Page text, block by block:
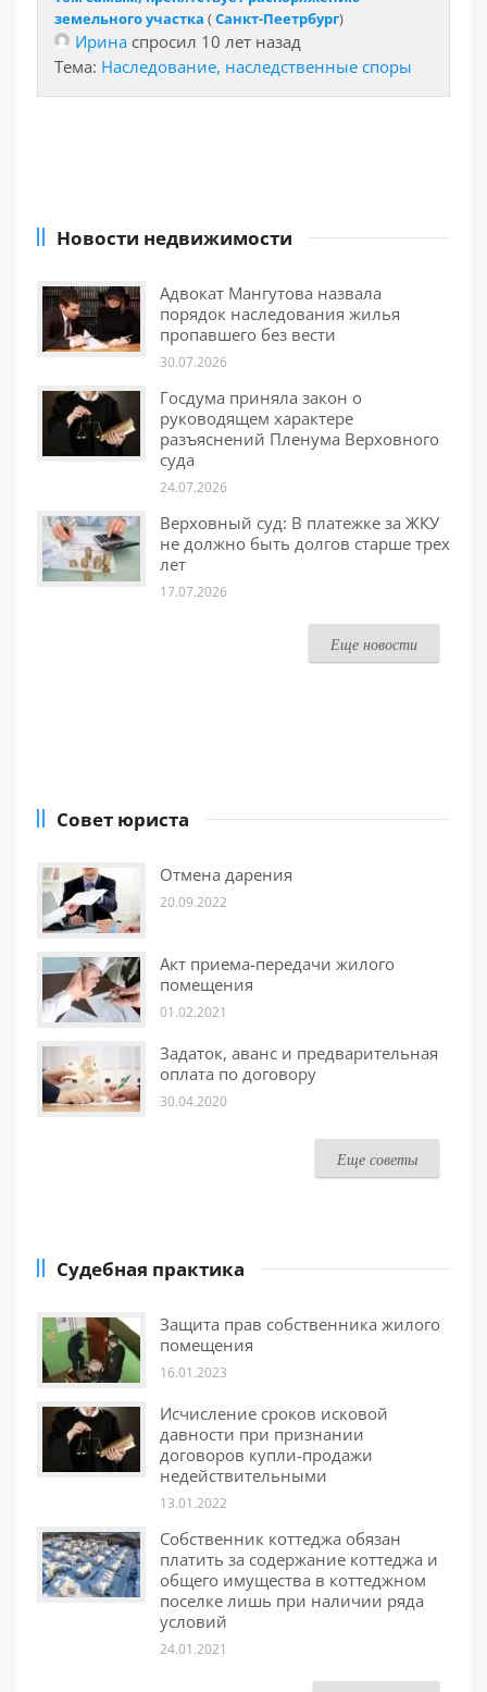
земельного участка (Санкт-Пеетрбург)
Ирина спросил 10 лет назад
Тема: Наследование, наследственные споры
Новости недвижимости
Адвокат Мангутова назвала
порядок наследования жилья
пропавшего без вести
30.07.2026
Госдума приняла закон о
руководящем характере
разъяснений Пленума Верховного
суда
24.07.2026
Верховный суд: В платежке за ЖКУ
не должно быть долгов старше трех
лет
17.07.2026
Еще новости
Совет юриста
Отмена дарения
20.09.2022
Акт приема-передачи жилого
помещения
01.02.2021
Задаток, аванс и предварительная
оплата по договору
30.04.2020
Еще советы
Судебная практика
Защита прав собственника жилого
помещения
16.01.2023
Исчисление сроков исковой
давности при признании
договоров купли-продажи
недействительными
13.01.2022
Собственник коттеджа обязан
платить за содержание коттеджа и
общего имущества в коттеджном
поселке лишь при наличии ряда
условий
24.01.2021